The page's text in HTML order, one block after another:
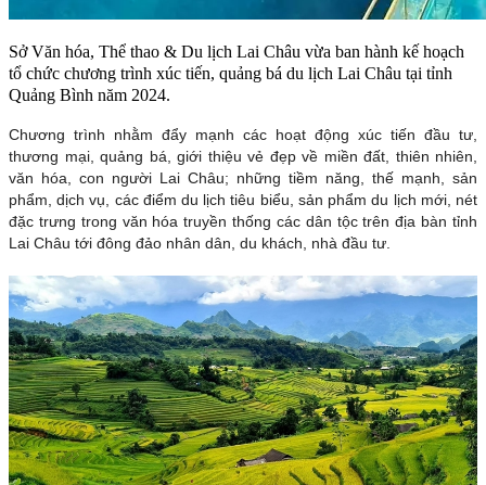
Sở Văn hóa, Thể thao & Du lịch Lai Châu vừa ban hành kế hoạch
tổ chức chương trình xúc tiến, quảng bá du lịch Lai Châu tại tỉnh
Quảng Bình năm 2024.
Chương trình nhằm đẩy mạnh các hoạt động xúc tiến đầu tư,
thương mại, quảng bá, giới thiệu vẻ đẹp về miền đất, thiên nhiên,
văn hóa, con người Lai Châu; những tiềm năng, thế mạnh, sản
phẩm, dịch vụ, các điểm du lịch tiêu biểu, sản phẩm du lịch mới, nét
đặc trưng trong văn hóa truyền thống các dân tộc trên địa bàn tỉnh
Lai Châu tới đông đảo nhân dân, du khách, nhà đầu tư.